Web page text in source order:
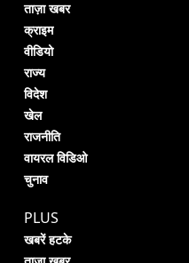
ताज़ा खबर
क्राइम
वीडियो
राज्य
विदेश
खेल
राजनीति
वायरल विडिओ
चुनाव
PLUS
खबरें हटके